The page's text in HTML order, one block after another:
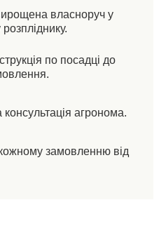
власноруч у
по посадці до
агронома.
замовленню від